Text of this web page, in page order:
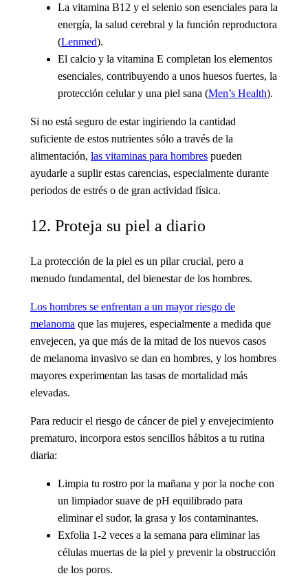
La vitamina B12 y el selenio son esenciales para la
energía, la salud cerebral y la función reproductora
(Lenmed).
El calcio y la vitamina E completan los elementos
esenciales, contribuyendo a unos huesos fuertes, la
protección celular y una piel sana (Men’s Health).
Si no está seguro de estar ingiriendo la cantidad
suficiente de estos nutrientes sólo a través de la
alimentación, las vitaminas para hombres pueden
ayudarle a suplir estas carencias, especialmente durante
periodos de estrés o de gran actividad física.
12. Proteja su piel a diario
La protección de la piel es un pilar crucial, pero a
menudo fundamental, del bienestar de los hombres.
Los hombres se enfrentan a un mayor riesgo de
melanoma que las mujeres, especialmente a medida que
envejecen, ya que más de la mitad de los nuevos casos
de melanoma invasivo se dan en hombres, y los hombres
mayores experimentan las tasas de mortalidad más
elevadas.
Para reducir el riesgo de cáncer de piel y envejecimiento
prematuro, incorpora estos sencillos hábitos a tu rutina
diaria:
Limpia tu rostro por la mañana y por la noche con
un limpiador suave de pH equilibrado para
eliminar el sudor, la grasa y los contaminantes.
Exfolia 1-2 veces a la semana para eliminar las
células muertas de la piel y prevenir la obstrucción
de los poros.